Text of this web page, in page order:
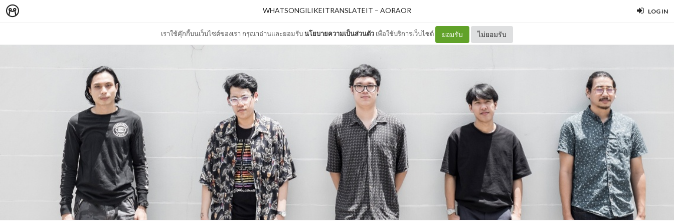
LOG IN
เราใช้คุ๊กกี้บนเว็บไซต์ของเรา กรุณาอ่านและยอมรับนโยบายความเป็นส่วนตัว เพื่อใช้บริการเว็บไซต์ ยอมรับ ไม่ยอมรับ
WHATSONGILIKEITRANSLATEIT – AORAOR